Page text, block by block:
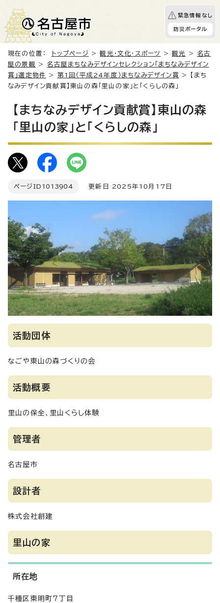
緊急情報なし
防災ポータル
現在の位置： トップページ >観光・文化・スポーツ >観光 > 名古
屋の景観
> 名古屋まちなみデザインセレクション「まちなみデザイン
賞」選定物件
> 第1回（平成24年度）まちなみデザイン賞
> 【まち
なみデザイン貢献賞】東山の森「里山の家」と「くらしの森」
【まちなみデザイン貢献賞】東山の森
「里山の家」と「くらしの森」
ページID 1013904 更新日 2025年10月17日
活動団体
なごや東山の森づくりの会
活動概要
里山の保全、里山くらし体験
管理者
名古屋市
設計者
株式会社創建
里山の家
所在地
千種区東明町7丁目